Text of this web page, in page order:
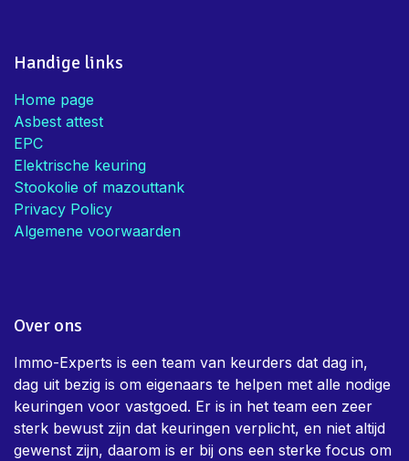
Handige links
Home page
Asbest attest
EPC
Elektrische keuring
Stookolie of mazouttank
Privacy Policy
Algemene voorwaarden
Over ons
Immo-Experts is een team van keurders dat dag in,
dag uit bezig is om eigenaars te helpen met alle nodige
keuringen voor vastgoed. Er is in het team een zeer
sterk bewust zijn dat keuringen verplicht, en niet altijd
gewenst zijn, daarom is er bij ons een sterke focus om